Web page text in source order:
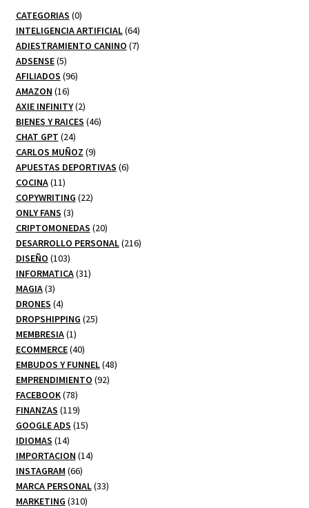
CATEGORIAS 00
productos
INTELIGENCIA ARTIFICIAL 6464
productos
ADIESTRAMIENTO CANINO 77
ADSENSE 55
productos
AFILIADOS 9696
AMAZON 1616
productos
AXIE INFINITY 22
productos
BIENES Y RAICES 4646
CHAT GPT 2424
productos
CARLOS MUÑOZ 99
productos
APUESTAS DEPORTIVAS 66
COCINA 1111
productos
COPYWRITING 2222
ONLY FANS 33
productos
CRIPTOMONEDAS 2020
productos
DESARROLLO PERSONAL 216216
DISEÑO 103103
productos
INFORMATICA 3131
MAGIA 33
productos
DRONES 44
productos
DROPSHIPPING 2525
MEMBRESIA 11
producto
ECOMMERCE 4040
productos
EMBUDOS Y FUNNEL 4848
EMPRENDIMIENTO 9292
FACEBOOK 7878
productos
FINANZAS 119119
productos
GOOGLE ADS 1515
IDIOMAS 1414
productos
IMPORTACION 1414
INSTAGRAM 6666
productos
MARCA PERSONAL 3333
MARKETING 310310